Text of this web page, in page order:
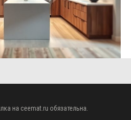
на ceemat.ru обязательна.